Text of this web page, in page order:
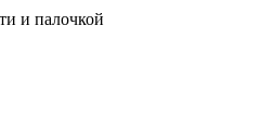
и палочкой